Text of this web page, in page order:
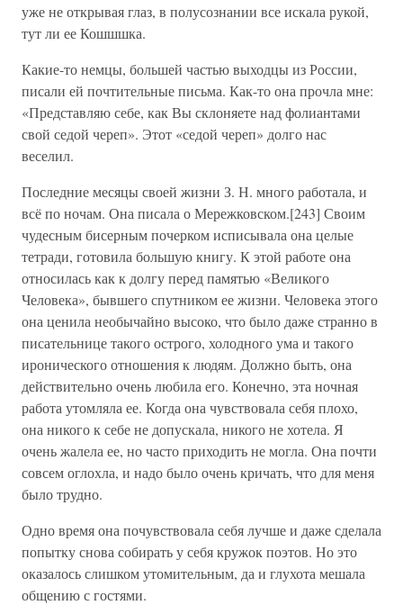
уже не открывая глаз, в полусознании все искала рукой,
тут ли ее Кошшшка.
Какие-то немцы, большей частью выходцы из России,
писали ей почтительные письма. Как-то она прочла мне:
«Представляю себе, как Вы склоняете над фолиантами
свой седой череп». Этот «седой череп» долго нас
веселил.
Последние месяцы своей жизни З. Н. много работала, и
всё по ночам. Она писала о Мережковском.[243] Своим
чудесным бисерным почерком исписывала она целые
тетради, готовила большую книгу. К этой работе она
относилась как к долгу перед памятью «Великого
Человека», бывшего спутником ее жизни. Человека этого
она ценила необычайно высоко, что было даже странно в
писательнице такого острого, холодного ума и такого
иронического отношения к людям. Должно быть, она
действительно очень любила его. Конечно, эта ночная
работа утомляла ее. Когда она чувствовала себя плохо,
она никого к себе не допускала, никого не хотела. Я
очень жалела ее, но часто приходить не могла. Она почти
совсем оглохла, и надо было очень кричать, что для меня
было трудно.
Одно время она почувствовала себя лучше и даже сделала
попытку снова собирать у себя кружок поэтов. Но это
оказалось слишком утомительным, да и глухота мешала
общению с гостями.